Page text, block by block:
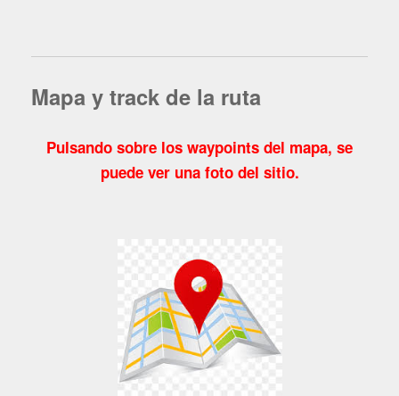
Mapa y track de la ruta
Pulsando sobre los waypoints del mapa, se
puede ver una foto del sitio.